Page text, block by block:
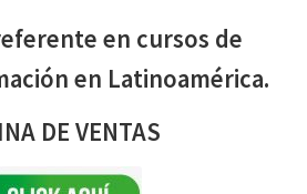
en cursos de
en Latinoamérica.
DE VENTAS